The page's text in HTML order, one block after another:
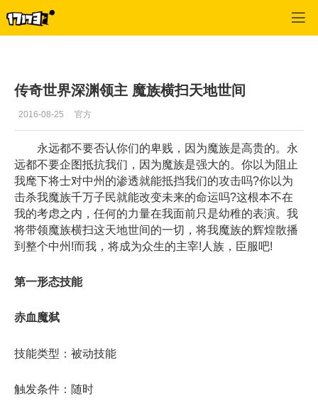
传奇世界深渊领主 魔族横扫天地世间
2016-08-25 官方
永远都不要否认你们的卑贱，因为魔族是高贵的。永
远都不要企图抵抗我们，因为魔族是强大的。你以为阻止
我麾下将士对中州的渗透就能抵挡我们的攻击吗?你以为
击杀我魔族千万子民就能改变未来的命运吗?这根本不在
我的考虑之内，任何的力量在我面前只是幼稚的表演。我
将带领魔族横扫这天地世间的一切，将我魔族的辉煌散播
到整个中州!而我，将成为众生的主宰!人族，臣服吧!
第一形态技能
赤血魔弑
技能类型：被动技能
触发条件：随时